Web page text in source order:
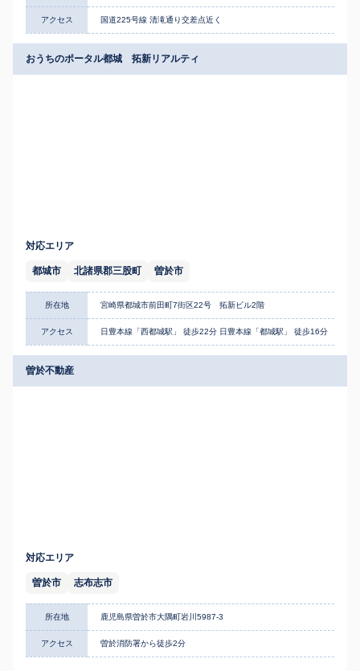
アクセス 国道225号線 清滝通り交差点近く
おうちのポータル都城 拓新リアルティ
対応エリア
都城市 北諸県郡三股町 曽於市
所在地 宮崎県都城市前田町7街区22号 拓新ビル2階
アクセス 日豊本線「西都城駅」 徒歩22分 日豊本線「都城駅」 徒歩16分
曽於不動産
対応エリア
曽於市 志布志市
所在地 鹿児島県曽於市大隅町岩川5987-3
アクセス 曽於消防署から徒歩2分